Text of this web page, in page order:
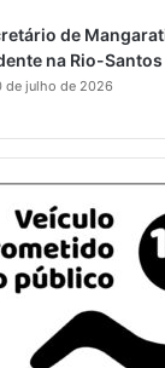
de
na Rio-Santos
de julho de 2026